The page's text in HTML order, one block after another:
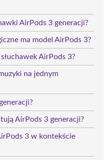
AirPods 3 generacji?
ma model AirPods 3?
AirPods 3?
na jednym
AirPods 3 generacji?
3 w kontekście